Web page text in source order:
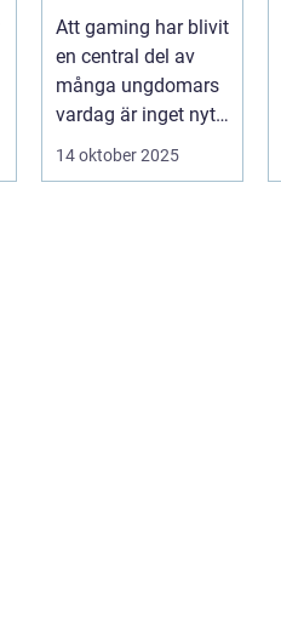
träning, skola
och socialt liv
Att gaming har blivit
en central del av
många ungdomars
vardag är inget nytt
– men ...
14 oktober 2025